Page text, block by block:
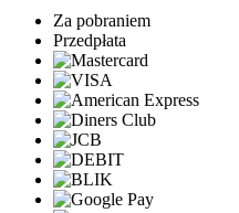
Za pobraniem
Przedpłata